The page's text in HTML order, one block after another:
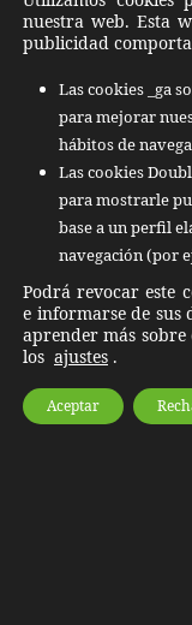
Tipo de
Documento
Facturas
emitidas y
recibidas
de operaciones
internacionales
de contabilidad
y actas
nuestra web. Esta
publicidad
Las cookies _ga
para mejorar
hábitos de
Las cookies
para mostrarle
base a un perfil
navegación (por
Podrá revocar este
e informarse de sus
aprender más sobre
los ajustes .
Aceptar